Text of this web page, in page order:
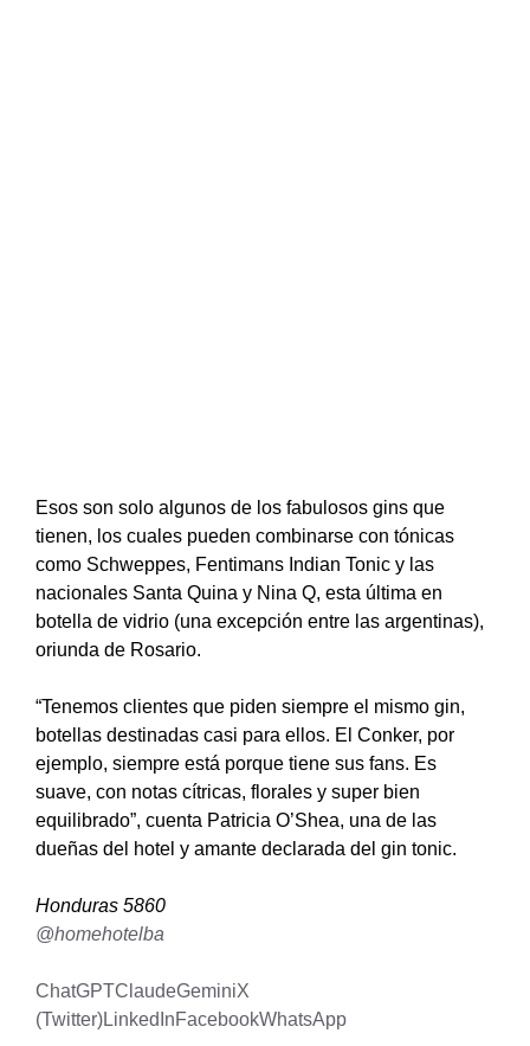
Esos son solo algunos de los fabulosos gins que
tienen, los cuales pueden combinarse con tónicas
como Schweppes, Fentimans Indian Tonic y las
nacionales Santa Quina y Nina Q, esta última en
botella de vidrio (una excepción entre las argentinas),
oriunda de Rosario.
“Tenemos clientes que piden siempre el mismo gin,
botellas destinadas casi para ellos. El Conker, por
ejemplo, siempre está porque tiene sus fans. Es
suave, con notas cítricas, florales y super bien
equilibrado”, cuenta Patricia O’Shea, una de las
dueñas del hotel y amante declarada del gin tonic.
Honduras 5860
@homehotelba
ChatGPTClaudeGeminiX
(Twitter)LinkedInFacebookWhatsApp